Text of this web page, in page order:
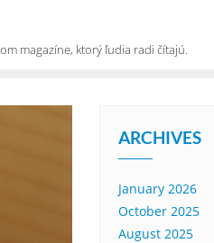
magazíne, ktorý ľudia radi čítajú.
ARCHIVES
January 2026
October 2025
August 2025